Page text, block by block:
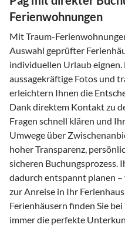
Ferienwohnungen
Mit Traum-
Auswahl geprüfter
individuellen Urlaub
aussagekräftige Fotos und
erleichtern Ihnen die
Dank direktem Kontakt zu
Fragen schnell klären und
Umwege über
hoher Transparenz,
sicheren Buchungsprozess.
dadurch entspannt planen
zur Anreise in Ihr
Ferienhäusern finden Sie
immer die perfekte